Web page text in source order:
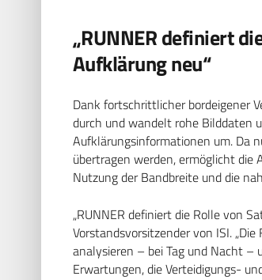
„RUNNER definiert
Aufklärung neu“
Dank fortschrittlicher bordeigener
durch und wandelt rohe Bilddaten
Aufklärungsinformationen um. Da
übertragen werden, ermöglicht
Nutzung der Bandbreite und die
„RUNNER definiert die Rolle von
Vorstandsvorsitzender von ISI.
analysieren – bei Tag und Nacht
Erwartungen, die Verteidigungs-